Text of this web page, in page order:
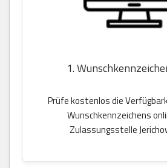
1.
Prüfe kostenlos die
Wunschkennzeichens
Zulassungsstelle